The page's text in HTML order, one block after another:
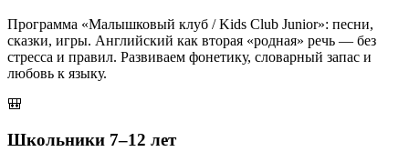
Программа «Малышковый клуб / Kids Club Junior»: песни,
сказки, игры. Английский как вторая «родная» речь — без
стресса и правил. Развиваем фонетику, словарный запас и
любовь к языку.
🎒
Школьники 7–12 лет